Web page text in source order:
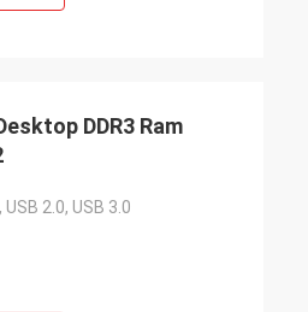
DDR3 Ram
2.0, USB 3.0